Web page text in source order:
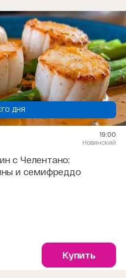
ДНЯ
19:00
Новинский
с Челентано:
и семифреддо
Купить